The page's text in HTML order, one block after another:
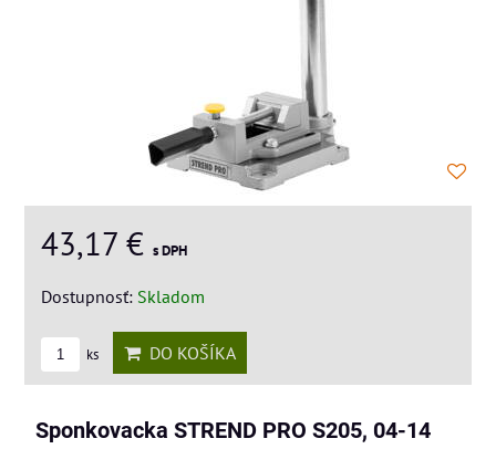
43,17 € s DPH
Dostupnosť: Skladom
ks DO KOŠÍKA
Sponkovacka STREND PRO S205, 04-14